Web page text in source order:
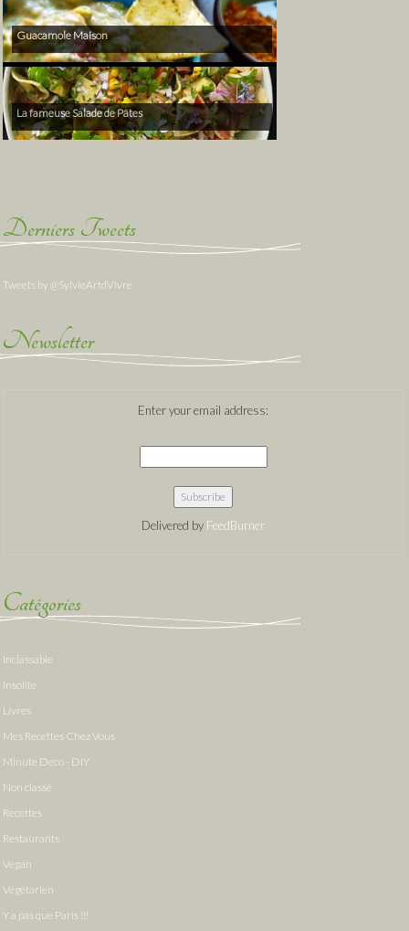
Guacamole Maison
La fameuse Salade de Pâtes
Derniers Tweets
Tweets by @SylvieArtdVivre
Newsletter
Enter your email address:
Delivered by FeedBurner
Catégories
Inclassable
Insolite
Livres
Mes Recettes Chez Vous
Minute Deco - DIY
Non classé
Recettes
Restaurants
Vegan
Végétarien
Y a pas que Paris !!!